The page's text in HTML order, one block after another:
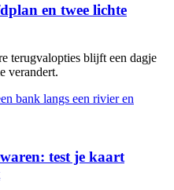
en twee lichte
terugvalopties blijft een dagje
verandert.
test je kaart